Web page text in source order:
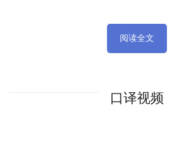
阅读全文
口译视频